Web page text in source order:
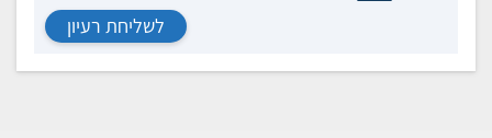
לשליחת רעיון